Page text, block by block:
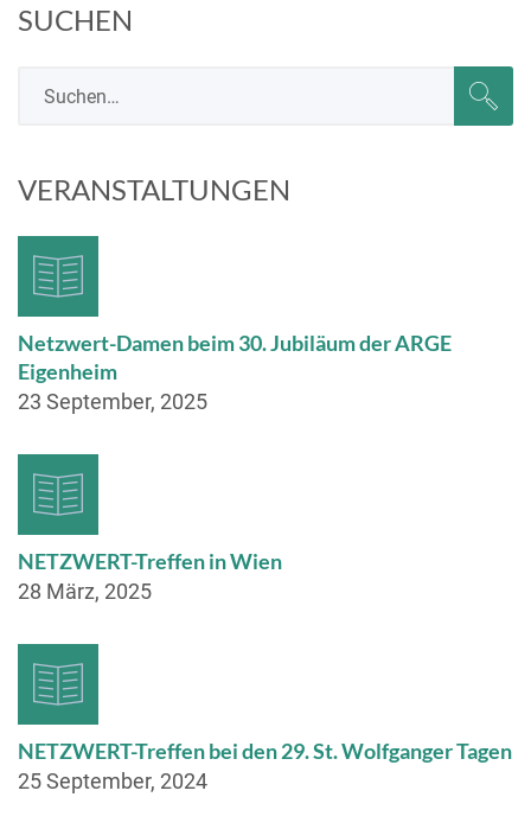
SUCHEN
VERANSTALTUNGEN
Netzwert-Damen beim 30. Jubiläum der ARGE
Eigenheim
23 September, 2025
NETZWERT-Treffen in Wien
28 März, 2025
NETZWERT-Treffen bei den 29. St. Wolfganger Tagen
25 September, 2024